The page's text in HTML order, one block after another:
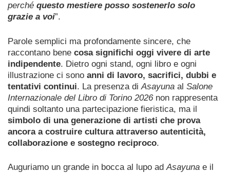
perché questo mestiere posso sostenerlo solo
grazie a voi”.
Parole semplici ma profondamente sincere, che
raccontano bene cosa significhi oggi vivere di arte
indipendente. Dietro ogni stand, ogni libro e ogni
illustrazione ci sono anni di lavoro, sacrifici, dubbi e
tentativi continui. La presenza di Asayuna al Salone
Internazionale del Libro di Torino 2026non rappresenta
quindi soltanto una partecipazione fieristica, ma il
simbolo di una generazione di artisti che prova
ancora a costruire cultura attraverso autenticità,
collaborazione e sostegno reciproco.
Auguriamo un grande in bocca al lupo adAsayuna e il